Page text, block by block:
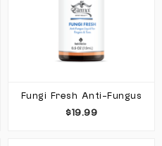
Fungi Fresh Anti-Fungus
$19.99